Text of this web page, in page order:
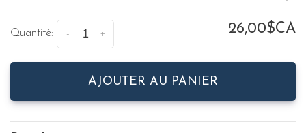
Quantité: +
- 26,00$CA
AJOUTER AU PANIER